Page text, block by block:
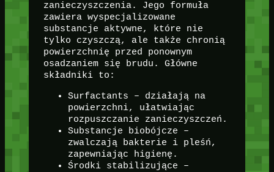
zanieczyszczenia. Jego formuła
zawiera wyspecjalizowane
substancje aktywne, które nie
tylko czyszczą, ale także chronią
powierzchnię przed ponownym
osadzaniem się brudu. Główne
składniki to:
Surfactants – działają na
powierzchni, ułatwiając
rozpuszczanie zanieczyszczeń.
Substancje biobójcze –
zwalczają bakterie i pleśń,
zapewniając higienę.
Środki stabilizujące –